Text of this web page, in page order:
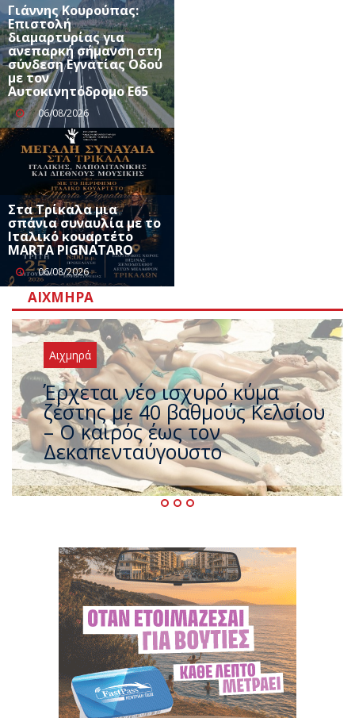
Γιάννης Κουρούπας:
Επιστολή
διαμαρτυρίας για
ανεπαρκή σήμανση στη
σύνδεση Εγνατίας Οδού
με τον
Αυτοκινητόδρομο Ε65
06/08/2026
Στα Τρίκαλα μια
σπάνια συναυλία με το
Ιταλικό κουαρτέτο
MARTA PIGNATARO
06/08/2026
ΑΙΧΜΗΡΆ
Αιχμηρά
Άφαντος ο Τσίπρας… την ώρα
που η χώρα καίγεται